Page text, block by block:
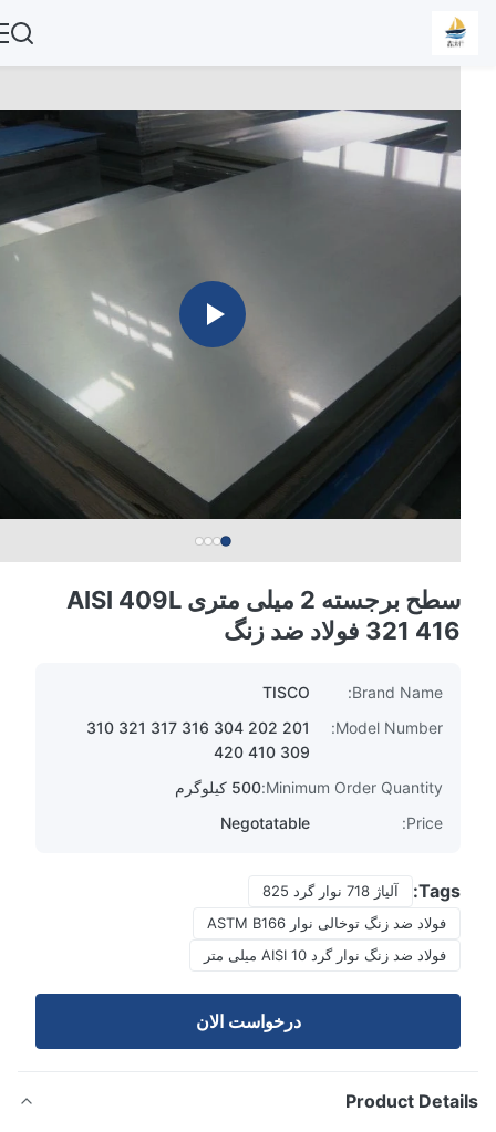
سطح برجسته 2 میلی متری AISI 409L
321 416 فولاد ضد زنگ
Brand Name:
TISCO
Model Number:
201 202 304 316 317 321 310
Minimum Order Quantity: 500 کیلوگرم
Price:
Negotatable
Tags:
آلیاژ 718 نوار گرد 825
فولاد ضد زنگ توخالی نوار ASTM B166
فولاد ضد زنگ نوار گرد AISI 10 میلی متر
درخواست الان
Product